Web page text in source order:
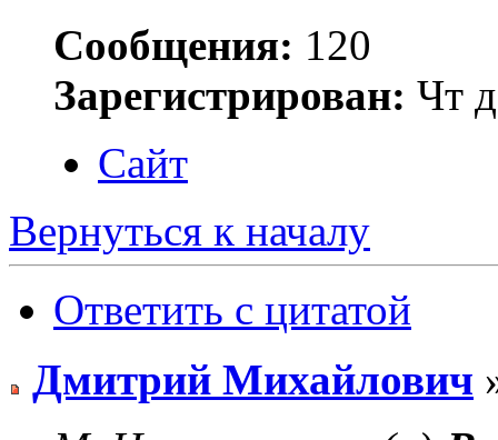
Сообщения: 120
Зарегистрирован: Чт
Сайт
Вернуться к началу
Ответить с цитатой
Дмитрий Михайлович